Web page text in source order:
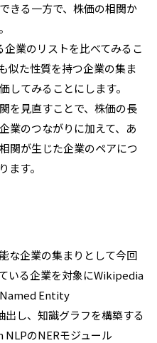
きる一方で、株価の相関か
業のリストを比べてみるこ
似た性質を持つ企業の集ま
してみることにします。
を見直すことで、株価の長
業のつながりに加えて、あ
関が生じた企業のペアにつ
ます。
な企業の集まりとして今回
いる企業を対象にWikipedia
Named Entity
し、知識グラフを構築する
のNERモジュール